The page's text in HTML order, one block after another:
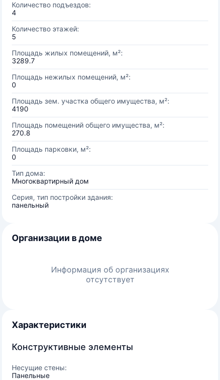
Количество подъездов:
4
Количество этажей:
5
Площадь жилых помещений, м²:
3289.7
Площадь нежилых помещений, м²:
0
Площадь зем. участка общего имущества, м²:
4190
Площадь помещений общего имущества, м²:
270.8
Площадь парковки, м²:
0
Тип дома:
Многоквартирный дом
Серия, тип постройки здания:
панельный
Организации в доме
Информация об организациях
отсутствует
Характеристики
Конструктивные элементы
Несущие стены:
Панельные